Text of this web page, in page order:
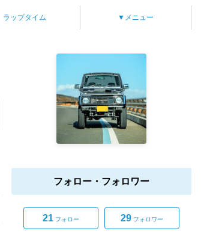
ラップタイム ▼メニュー
フォロー・フォロワー
21 フォロー 29 フォロワー